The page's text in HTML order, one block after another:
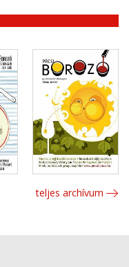
teljes archívum